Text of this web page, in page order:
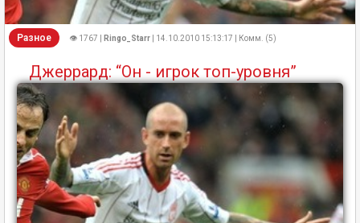
Разное 👁 1767 | Ringo_Starr | 14.10.2010 15:13:17 | Комм. (5)
Джеррард: “Он - игрок топ-уровня”